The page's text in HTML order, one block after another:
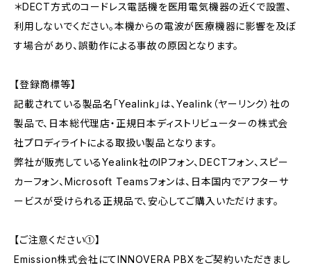
＊DECT方式のコードレス電話機を医用電気機器の近くで設置、
利用しないでください。本機からの電波が医療機器に影響を及ぼ
す場合があり、誤動作による事故の原因となります。
【登録商標等】
記載されている製品名「Yealink」は、Yealink（ヤーリンク）社の
製品で、日本総代理店・正規日本ディストリビューターの株式会
社プロディライトによる取扱い製品となります。
弊社が販売しているYealink社のIPフォン、DECTフォン、スピー
カーフォン、Microsoft Teamsフォンは、日本国内でアフターサ
ービスが受けられる正規品で、安心してご購入いただけます。
【ご注意ください①】
Emission株式会社にてINNOVERA PBXをご契約いただきまし